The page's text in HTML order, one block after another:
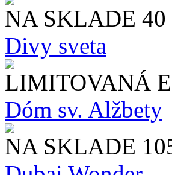
NA SKLADE 40
Divy sveta
LIMITOVANÁ
Dóm sv. Alžbety
NA SKLADE